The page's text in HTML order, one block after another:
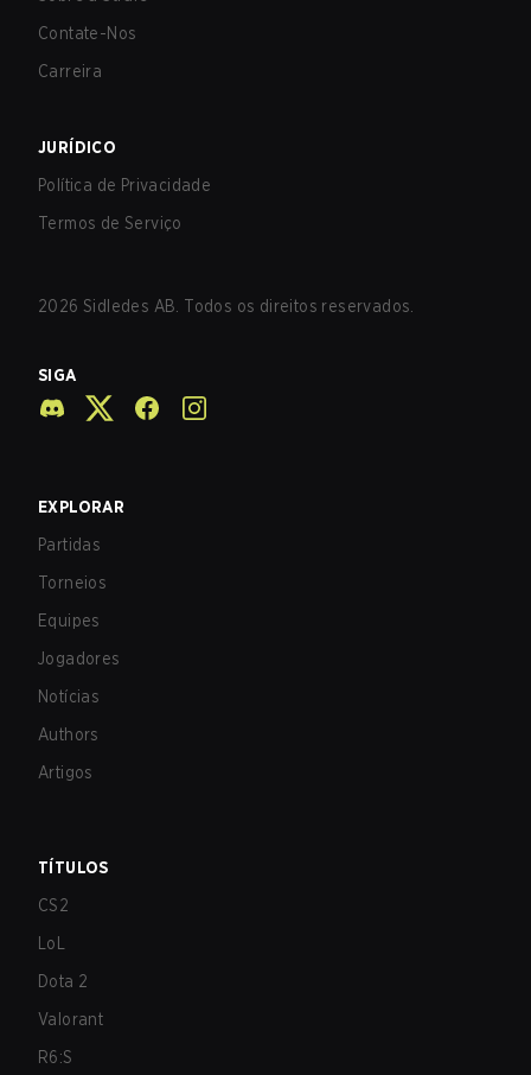
Contate-Nos
Carreira
JURÍDICO
Política de Privacidade
Termos de Serviço
2026 Sidledes AB. Todos os direitos reservados.
SIGA
EXPLORAR
Partidas
Torneios
Equipes
Jogadores
Notícias
Authors
Artigos
TÍTULOS
CS2
LoL
Dota 2
Valorant
R6:S